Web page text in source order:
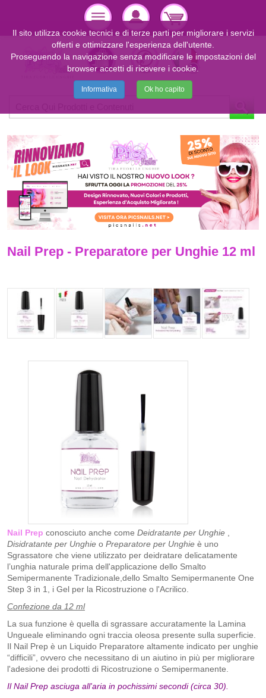
Nail Prep - Preparatore per Unghie 12 ml
Nail Prep conosciuto anche come Deidratante per Unghie
Disidratante per Unghie o Preparatore per Unghie è uno
Sgrassatore che viene utilizzato per deidratare delicatamente
l’unghia naturale prima dell'applicazione dello Smalto
Semipermanente Tradizionale,dello Smalto Semipermanente One
Step 3 in 1, i Gel per la Ricostruzione o l'Acrilico.
Confezione da 12 ml
La sua funzione è quella di sgrassare accuratamente la Lamina
Ungueale eliminando ogni traccia oleosa presente sulla superficie.
Il Nail Prep è un Liquido Preparatore altamente indicato per unghie
“difficili”, ovvero che necessitano di un aiutino in più per migliorare
l'adesione dei prodotti di Ricostruzione o Semipermanente.
Il Nail Prep asciuga all'aria in pochissimi secondi (circa 30).
Il sito utilizza cookie tecnici e di terze parti per migliorare i servizi
offerti e ottimizzare l'esperienza dell'utente.
Proseguendo la navigazione senza modificare le impostazioni del
browser accetti di ricevere i cookie.
Informativa Ok ho capito